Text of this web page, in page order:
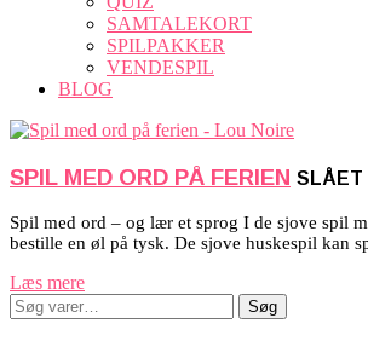
SAMTALEKORT
SPILPAKKER
VENDESPIL
BLOG
SPIL MED ORD PÅ FERIEN SLÅET
Spil med ord – og lær et sprog I de sjove spil
bestille en øl på tysk. De sjove huskespil kan
Læs mere
Søg
efter:
Søg